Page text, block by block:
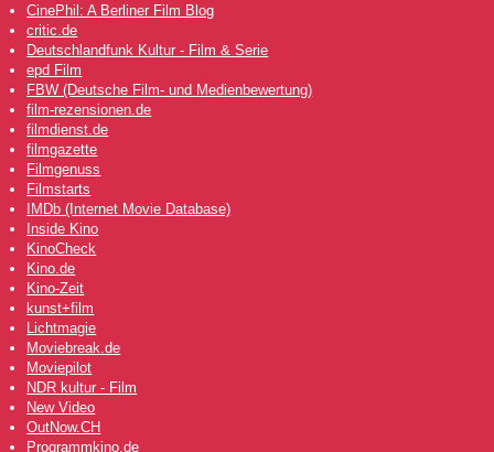
CinePhil: A Berliner Film Blog
critic.de
Deutschlandfunk Kultur - Film & Serie
epd Film
FBW (Deutsche Film- und Medienbewertung)
film-rezensionen.de
filmdienst.de
filmgazette
Filmgenuss
Filmstarts
IMDb (Internet Movie Database)
Inside Kino
KinoCheck
Kino.de
Kino-Zeit
kunst+film
Lichtmagie
Moviebreak.de
Moviepilot
NDR kultur - Film
New Video
OutNow.CH
Programmkino.de